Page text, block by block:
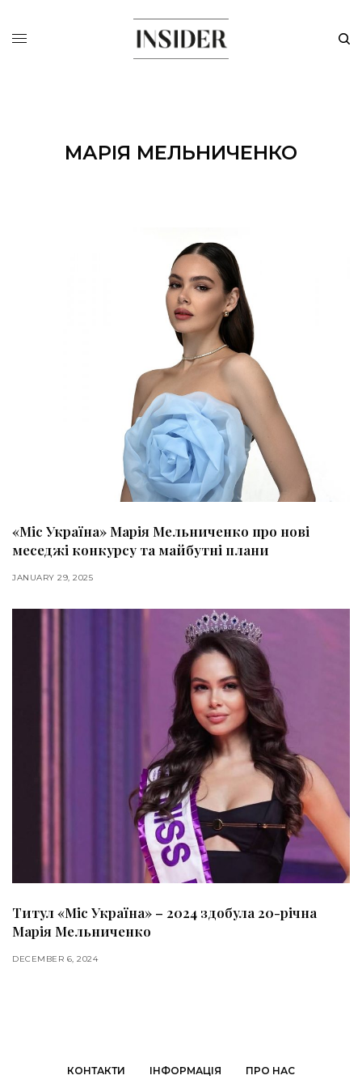
МАРІЯ МЕЛЬНИЧЕНКО
«Міс Україна» Марія Мельниченко про нові
меседжі конкурсу та майбутні плани
JANUARY 29, 2025
Титул «Міс Україна» – 2024 здобула 20-річна
Марія Мельниченко
DECEMBER 6, 2024
КОНТАКТИ ІНФОРМАЦІЯ ПРО НАС